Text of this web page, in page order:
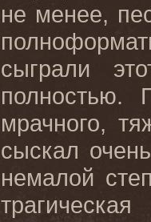
не менее,
сыграли
полностью.
мрачного,
сыскал
немалой